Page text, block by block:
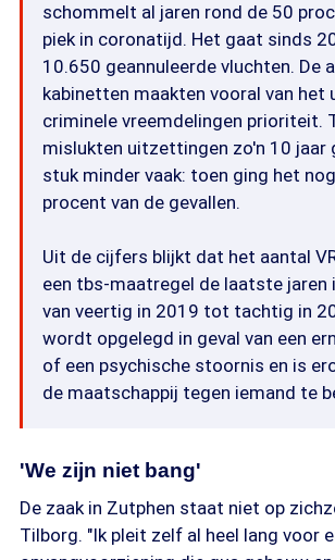
schommelt al jaren rond de 50
piek in coronatijd. Het gaat sinds
10.650 geannuleerde vluchten. De
kabinetten maakten vooral van het
criminele vreemdelingen prioriteit.
mislukten uitzettingen zo'n 10 jaar
stuk minder vaak: toen ging het
procent van de gevallen.
Uit de cijfers blijkt dat het aantal
een tbs-maatregel de laatste jaren
van veertig in 2019 tot tachtig in
wordt opgelegd in geval van een
of een psychische stoornis en is
de maatschappij tegen iemand te
'We zijn niet bang'
De zaak in Zutphen staat niet op
Tilborg. "Ik pleit zelf al heel lang voor